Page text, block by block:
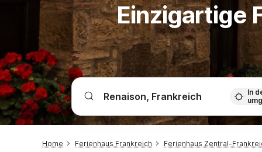
Einzigartige
In
Home Ferienhaus Frankreich Ferienhaus Zentral-